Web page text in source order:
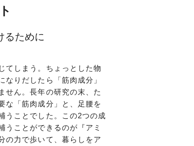
るために
てしまう。ちょっとした物
なりだしたら「筋肉成分」
せん。長年の研究の末、た
な「筋肉成分」と、足腰を
うことでした。この2つの成
うことができるのが『アミ
の力で歩いて、暮らしをア